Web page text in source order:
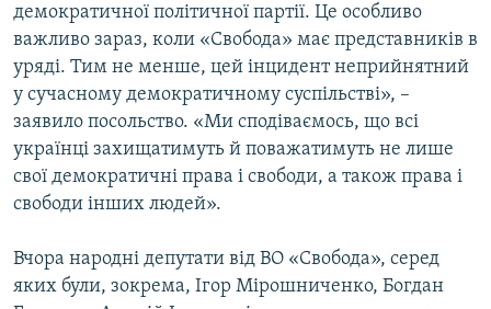
демократичної політичної партії. Це особливо
важливо зараз, коли «Свобода» має представників в
уряді. Тим не менше, цей інцидент неприйнятний
у сучасному демократичному суспільстві», –
заявило посольство. «Ми сподіваємось, що всі
українці захищатимуть й поважатимуть не лише
свої демократичні права і свободи, а також права і
свободи інших людей».
Вчора народні депутати від ВО «Свобода», серед
яких були, зокрема, Ігор Мірошниченко, Богдан